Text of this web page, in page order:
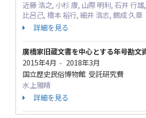
近藤 浩之, 小杉 康, 山際 明利, 石井 行
比呂己, 橋本 裕行, 細井 浩志, 鶴成 久章
詳細を見る
廣橋家旧蔵文書を中心とする年号勘文
2015年4月 - 2018年3月
国立歴史民俗博物館 受託研究費
水上雅晴
詳細を見る